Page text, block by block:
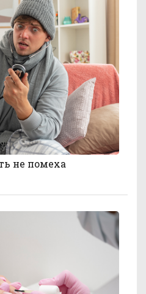
не помеха